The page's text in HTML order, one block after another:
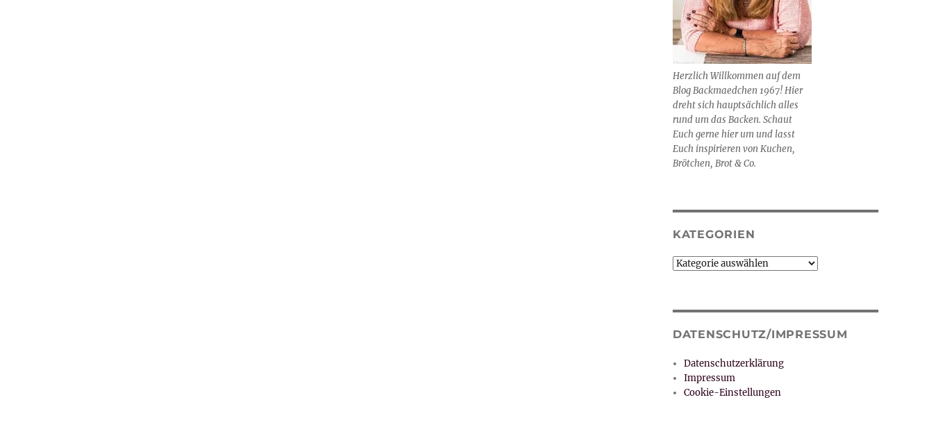
Herzlich Willkommen auf dem
Blog Backmaedchen 1967! Hier
dreht sich hauptsächlich alles
rund um das Backen. Schaut
Euch gerne hier um und lasst
Euch inspirieren von Kuchen,
Brötchen, Brot & Co.
KATEGORIEN
Kategorien
DATENSCHUTZ/IMPRESSUM
Datenschutzerklärung
Impressum
Cookie-Einstellungen